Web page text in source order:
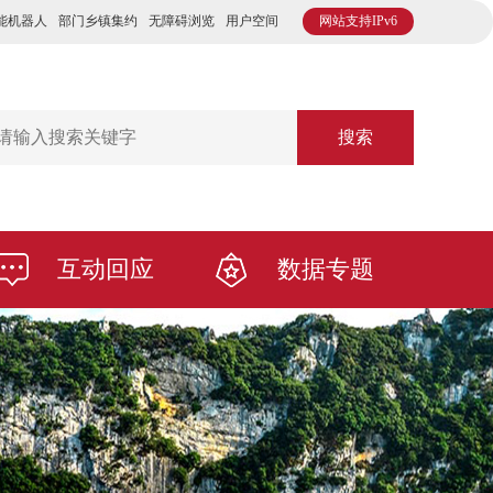
网站支持IPv6
机器人 部门乡镇集约 无障碍浏览 用户空间
搜索
互动回应 数据专题